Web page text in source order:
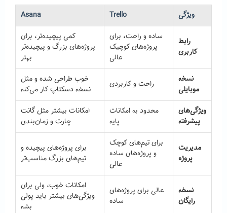
ویژگی Trello
Asana
رابط
کاربری
ساده و راحت، برای
پروژه‌های کوچیک
عالی
کمی پیچیده‌تر، برای
پروژه‌های بزرگ و پیچیده‌تر
بهتر
نسخه
موبایلی
راحت و کاربردی
خوب طراحی شده و مثل
نسخه دسکتاپ کار می‌کنه
ویژگی‌های
پیشرفته
محدود به امکانات
پایه
امکانات بیشتر مثل گانت
چارت و زمان‌بندی
مدیریت
پروژه
برای تیم‌های کوچک
و پروژه‌های ساده
عالی
برای پروژه‌های پیچیده و
تیم‌های بزرگ مناسب‌تر
نسخه
رایگان
عالی برای پروژه‌های
ساده
امکانات خوب، ولی برای
ویژگی‌های بیشتر باید پولی
بشه